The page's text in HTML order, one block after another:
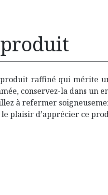
raffiné qui mérite
conservez-la dans un
à refermer
plaisir d’apprécier ce